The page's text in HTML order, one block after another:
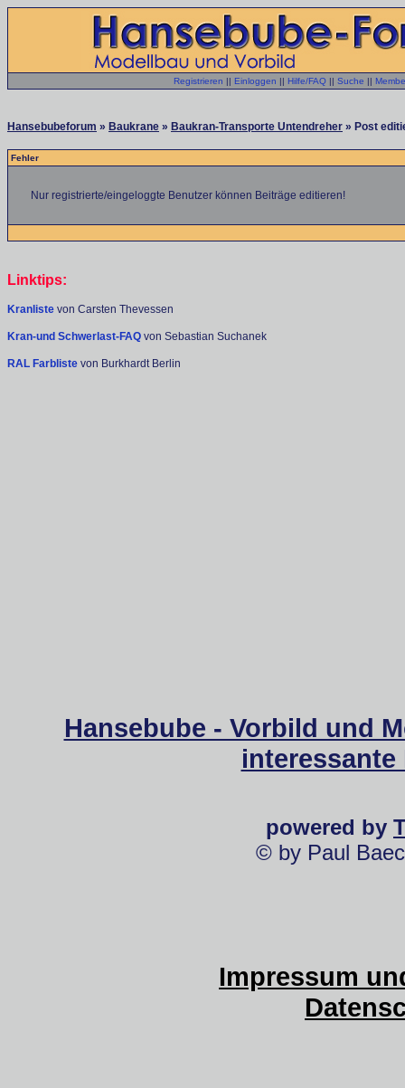
Registrieren || Einloggen || Hilfe/FAQ || Suche ||
Hansebubeforum » Baukrane » Baukran-Transporte Untendreher » Post
Fehler
Nur registrierte/eingeloggte Benutzer können Beiträge editieren!
Linktips:
Kranliste von Carsten Thevessen
Kran-und Schwerlast-FAQ von Sebastian Suchanek
RAL Farbliste von Burkhardt Berlin
Hansebube - Vorbild und
powered by
© by Paul
Impressum